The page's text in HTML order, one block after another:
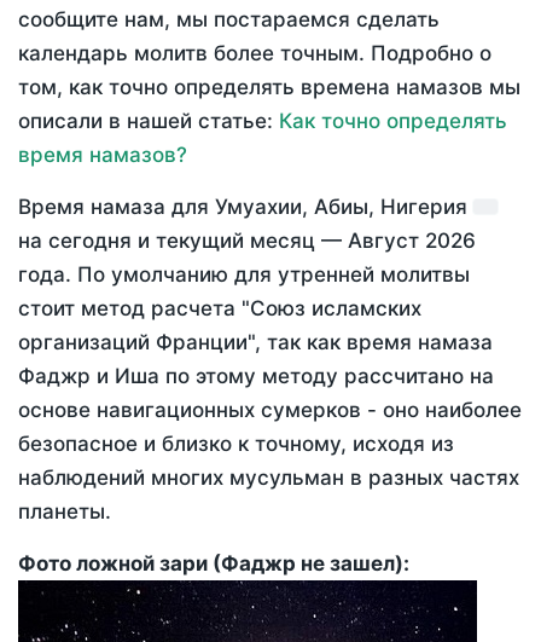
сообщите нам, мы постараемся сделать
календарь молитв более точным. Подробно о
том, как точно определять времена намазов мы
описали в нашей статье: Как точно определять
время намазов?
Время намаза для Умуахии, Абиы, Нигерия
на сегодня и текущий месяц — Август 2026
года. По умолчанию для утренней молитвы
стоит метод расчета "Союз исламских
организаций Франции", так как время намаза
Фаджр и Иша по этому методу рассчитано на
основе навигационных сумерков - оно наиболее
безопасное и близко к точному, исходя из
наблюдений многих мусульман в разных частях
планеты.
Фото ложной зари (Фаджр не зашел):